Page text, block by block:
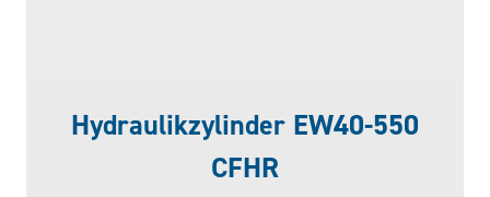
Hydraulikzylinder EW40-550
CFHR